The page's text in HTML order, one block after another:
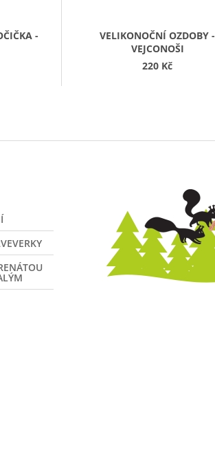
-
VELIKONOČNÍ OZDOBY -
VEJCONOŠI
220 Kč